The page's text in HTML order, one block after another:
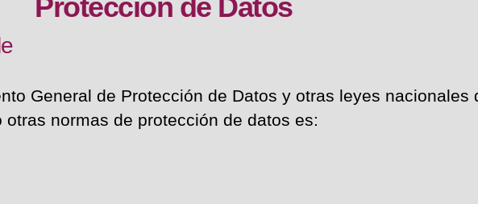
Protección de Datos
General de Protección de Datos y otras leyes nacionales
normas de protección de datos es: